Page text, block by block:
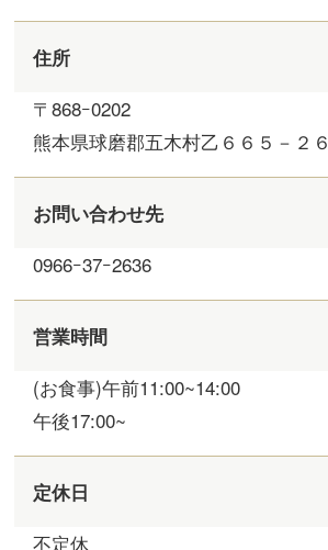
住所
〒868ｰ0202
熊本県球磨郡五木村乙６６５－２６
お問い合わせ先
0966ｰ37ｰ2636
営業時間
(お食事)午前11:00~14:00
午後17:00~
定休日
不定休